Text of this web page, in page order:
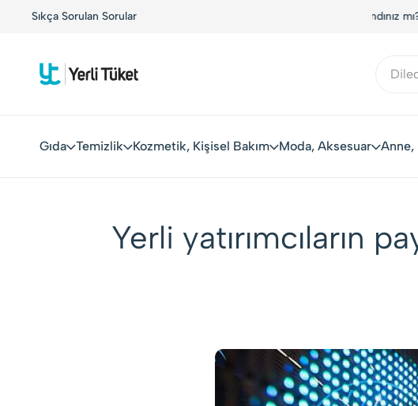
Sıkça Sorulan SorularKolay Boykot'u kullandınız mı?.
Gıda Temizlik Kozmetik, Kişisel Bakım Moda, Aksesuar Anne,
Yerli yatırımcıların